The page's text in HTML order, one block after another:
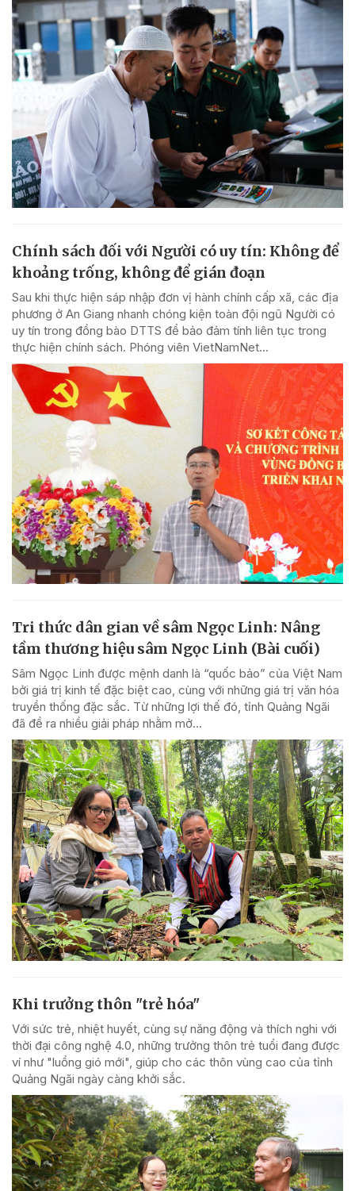
Chính sách đối với Người có uy tín: Không để
khoảng trống, không để gián đoạn
Sau khi thực hiện sáp nhập đơn vị hành chính cấp xã, các địa
phương ở An Giang nhanh chóng kiện toàn đội ngũ Người có
uy tín trong đồng bào DTTS để bảo đảm tính liên tục trong
thực hiện chính sách. Phóng viên VietNamNet...
Tri thức dân gian về sâm Ngọc Linh: Nâng
tầm thương hiệu sâm Ngọc Linh (Bài cuối)
Sâm Ngọc Linh được mệnh danh là “quốc bảo” của Việt Nam
bởi giá trị kinh tế đặc biệt cao, cùng với những giá trị văn hóa
truyền thống đặc sắc. Từ những lợi thế đó, tỉnh Quảng Ngãi
đã đề ra nhiều giải pháp nhằm mở...
Khi trưởng thôn "trẻ hóa"
Với sức trẻ, nhiệt huyết, cùng sự năng động và thích nghi với
thời đại công nghệ 4.0, những trưởng thôn trẻ tuổi đang được
ví như "luồng gió mới", giúp cho các thôn vùng cao của tỉnh
Quảng Ngãi ngày càng khởi sắc.